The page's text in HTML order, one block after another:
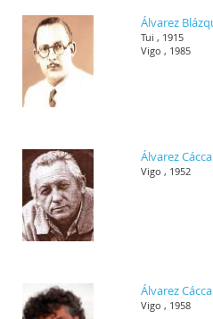
Álvarez
Tui , 1915
Vigo , 1985
Álvarez
Vigo , 1952
Álvarez
Vigo , 1958